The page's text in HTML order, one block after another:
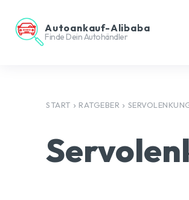
Autoankauf-Alibaba
Finde Dein Autohändler
START RATGEBER